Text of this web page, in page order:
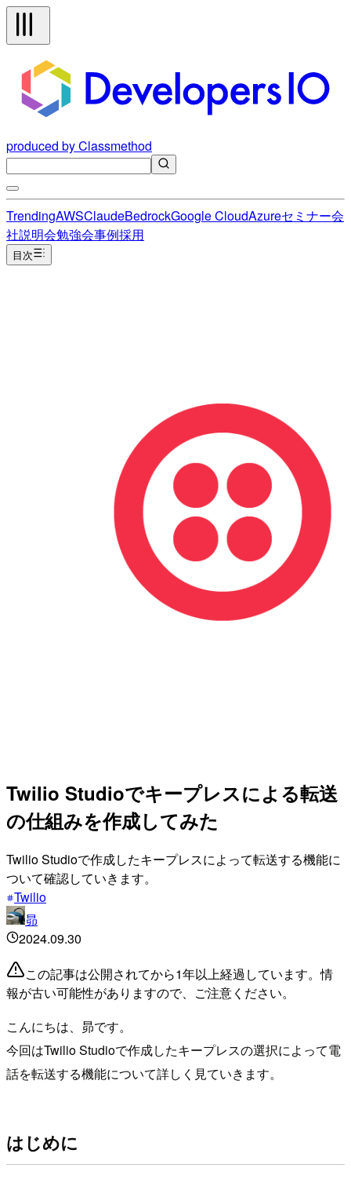
produced by Classmethod
TrendingAWSClaudeBedrockGoogle CloudAzureセミナー会
社説明会勉強会事例採用
目次
Twilio Studioでキープレスによる転送
の仕組みを作成してみた
Twilio Studioで作成したキープレスによって転送する機能に
ついて確認していきます。
Twilio
昴
2024.09.30
この記事は公開されてから1年以上経過しています。情
報が古い可能性がありますので、ご注意ください。
こんにちは、昴です。
今回はTwilio Studioで作成したキープレスの選択によって電
話を転送する機能について詳しく見ていきます。
はじめに